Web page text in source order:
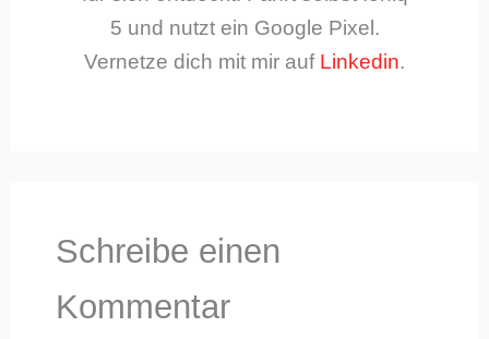
5 und nutzt ein Google Pixel.
Vernetze dich mit mir auf Linkedin.
Schreibe einen
Kommentar